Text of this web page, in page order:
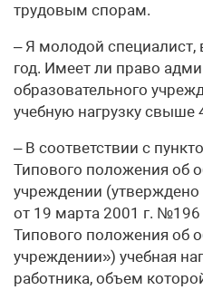
трудовым спорам.
– Я молодой
год. Имеет ли право
образовательного
учебную нагрузку свыше
– В соответствии с
Типового положения об
учреждении
от 19 марта 2001 г.
Типового положения об
учреждении») учебная
работника, объем